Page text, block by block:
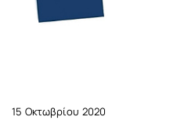
15 Οκτωβρίου 2020